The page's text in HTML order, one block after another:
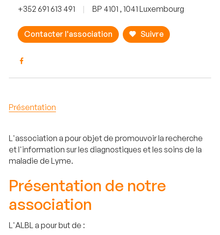
+352 691 613 491 | BP 4101 , 1041 Luxembourg
Contacter l'association Suivre
Présentation
L'association a pour objet de promouvoir la recherche
et l'information sur les diagnostiques et les soins de la
maladie de Lyme.
Présentation de notre
association
L'ALBL a pour but de :